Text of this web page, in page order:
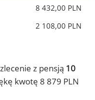
8 432,00 PLN
2 108,00 PLN
z pensją 10
kwotę 8 879 PLN